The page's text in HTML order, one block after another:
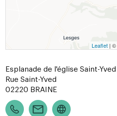
Leaflet| ©
Esplanade de l'église Saint-Yved
Rue Saint-Yved
02220 BRAINE